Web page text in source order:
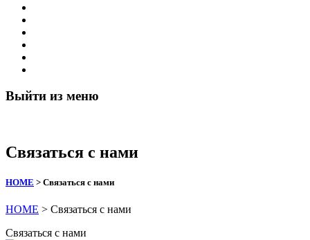
Выйти из меню
Связаться с нами
HOME > Связаться с нами
HOME > Связаться с нами
Связаться с нами